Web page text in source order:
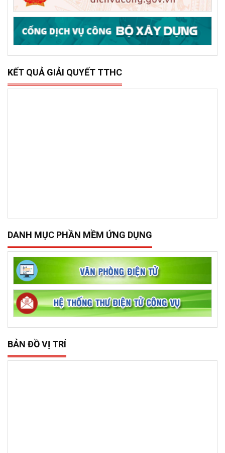
KẾT QUẢ GIẢI QUYẾT TTHC
DANH MỤC PHẦN MỀM ỨNG DỤNG
BẢN ĐỒ VỊ TRÍ